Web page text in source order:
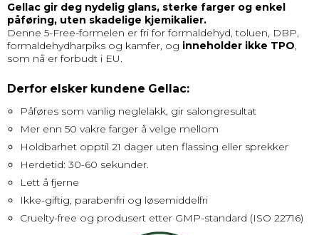
Gellac gir deg nydelig glans, sterke farger og enkel
påføring, uten skadelige kjemikalier.
Denne 5-Free-formelen er fri for formaldehyd, toluen, DBP,
formaldehydharpiks og kamfer, og inneholder ikke TPO,
som nå er forbudt i EU.
Derfor elsker kundene Gellac:
Påføres som vanlig neglelakk, gir salongresultat
Mer enn 50 vakre farger å velge mellom
Holdbarhet opptil 21 dager uten flassing eller sprekker
Herdetid: 30-60 sekunder.
Lett å fjerne
Ikke-giftig, parabenfri og løsemiddelfri
Cruelty-free og produsert etter GMP-standard (ISO 22716)